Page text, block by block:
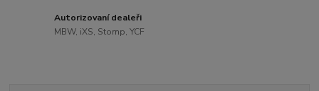
Autorizovaní dealeři
MBW, iXS, Stomp, YCF